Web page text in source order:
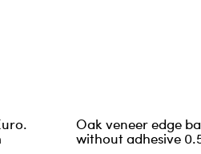
Oak veneer edge
without adhesive